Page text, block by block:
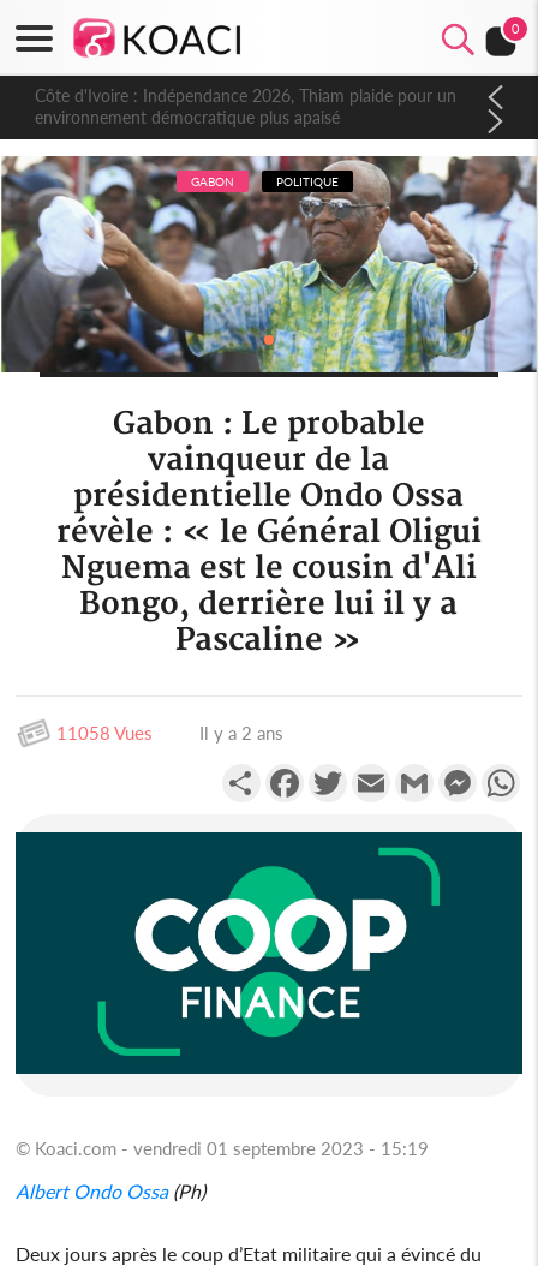
0
Côte d'Ivoire : Indépendance 2026, Thiam plaide pour un
environnement démocratique plus apaisé
GABON POLITIQUE
Gabon : Le probable
vainqueur de la
présidentielle Ondo Ossa
révèle : « le Général Oligui
Nguema est le cousin d'Ali
Bongo, derrière lui il y a
Pascaline »
11058 Vues Il y a 2 ans
PartagerFacebookTwitterEmail Gmail
© Koaci.com - vendredi 01 septembre 2023 - 15:19
Albert Ondo Ossa(Ph)
Deux jours après le coup d’Etat militaire qui a évincé du